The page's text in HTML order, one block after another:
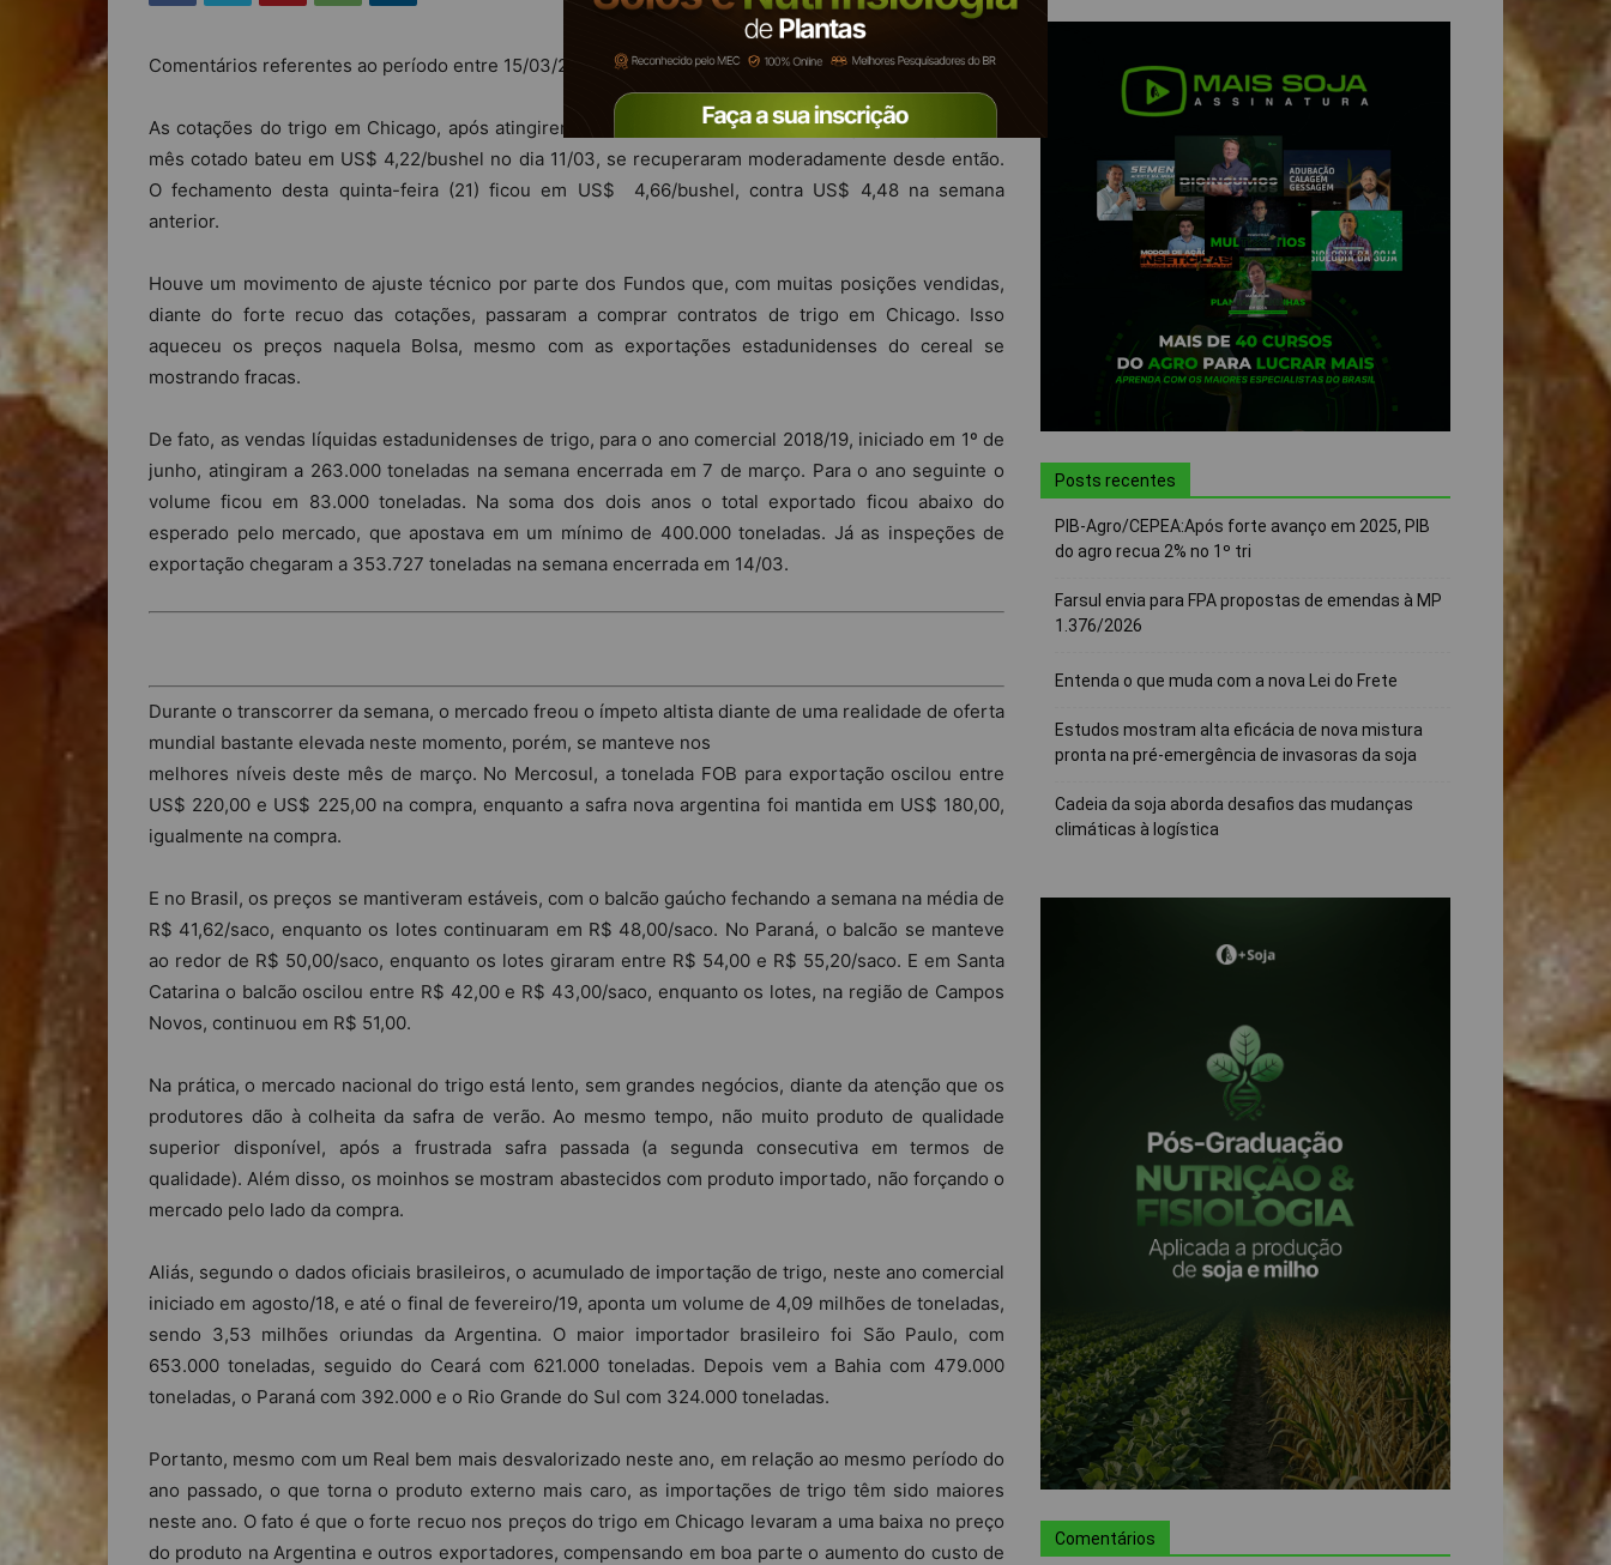
Comentários referentes ao período entre 15/03/2019 a 21/03/2019
As cotações do trigo em Chicago, após atingirem o mais baixo nível em meses, quando o primeiro
mês cotado bateu em US$ 4,22/bushel no dia 11/03, se recuperaram moderadamente desde então.
O fechamento desta quinta-feira (21) ficou em US$ 4,66/bushel, contra US$ 4,48 na semana
anterior.
Houve um movimento de ajuste técnico por parte dos Fundos que, com muitas posições vendidas,
diante do forte recuo das cotações, passaram a comprar contratos de trigo em Chicago. Isso
aqueceu os preços naquela Bolsa, mesmo com as exportações estadunidenses do cereal se
mostrando fracas.
De fato, as vendas líquidas estadunidenses de trigo, para o ano comercial 2018/19, iniciado em 1º de
junho, atingiram a 263.000 toneladas na semana encerrada em 7 de março. Para o ano seguinte o
volume ficou em 83.000 toneladas. Na soma dos dois anos o total exportado ficou abaixo do
esperado pelo mercado, que apostava em um mínimo de 400.000 toneladas. Já as inspeções de
exportação chegaram a 353.727 toneladas na semana encerrada em 14/03.
Durante o transcorrer da semana, o mercado freou o ímpeto altista diante de uma realidade de oferta
mundial bastante elevada neste momento, porém, se manteve nos
melhores níveis deste mês de março. No Mercosul, a tonelada FOB para exportação oscilou entre
US$ 220,00 e US$ 225,00 na compra, enquanto a safra nova argentina foi mantida em US$ 180,00,
igualmente na compra.
E no Brasil, os preços se mantiveram estáveis, com o balcão gaúcho fechando a semana na média de
R$ 41,62/saco, enquanto os lotes continuaram em R$ 48,00/saco. No Paraná, o balcão se manteve
ao redor de R$ 50,00/saco, enquanto os lotes giraram entre R$ 54,00 e R$ 55,20/saco. E em Santa
Catarina o balcão oscilou entre R$ 42,00 e R$ 43,00/saco, enquanto os lotes, na região de Campos
Novos, continuou em R$ 51,00.
Na prática, o mercado nacional do trigo está lento, sem grandes negócios, diante da atenção que os
produtores dão à colheita da safra de verão. Ao mesmo tempo, não muito produto de qualidade
superior disponível, após a frustrada safra passada (a segunda consecutiva em termos de
qualidade). Além disso, os moinhos se mostram abastecidos com produto importado, não forçando o
mercado pelo lado da compra.
Aliás, segundo o dados oficiais brasileiros, o acumulado de importação de trigo, neste ano comercial
iniciado em agosto/18, e até o final de fevereiro/19, aponta um volume de 4,09 milhões de toneladas,
sendo 3,53 milhões oriundas da Argentina. O maior importador brasileiro foi São Paulo, com
653.000 toneladas, seguido do Ceará com 621.000 toneladas. Depois vem a Bahia com 479.000
toneladas, o Paraná com 392.000 e o Rio Grande do Sul com 324.000 toneladas.
Portanto, mesmo com um Real bem mais desvalorizado neste ano, em relação ao mesmo período do
ano passado, o que torna o produto externo mais caro, as importações de trigo têm sido maiores
neste ano. O fato é que o forte recuo nos preços do trigo em Chicago levaram a uma baixa no preço
do produto na Argentina e outros exportadores, compensando em boa parte o aumento do custo de
Posts recentes
PIB-Agro/CEPEA:Após forte avanço em 2025, PIB
do agro recua 2% no 1º tri
Farsul envia para FPA propostas de emendas à MP
1.376/2026
Entenda o que muda com a nova Lei do Frete
Estudos mostram alta eficácia de nova mistura
pronta na pré-emergência de invasoras da soja
Cadeia da soja aborda desafios das mudanças
climáticas à logística
Comentários